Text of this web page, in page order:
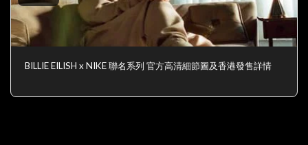
BILLIE EILISH x NIKE 聯名系列 官方高清細節圖及香港發售詳情